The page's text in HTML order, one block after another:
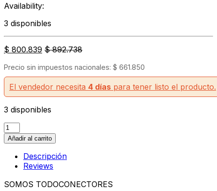
Availability:
3 disponibles
$ 800.839 $892.738
Precio sin impuestos nacionales: $ 661.850
El vendedor necesita 4 días para tener listo el producto.
3 disponibles
Cable
Coaxil
Rg-
Trishield
C/
Añadir al carrito
Descripción
Reviews
SOMOS TODOCONECTORES